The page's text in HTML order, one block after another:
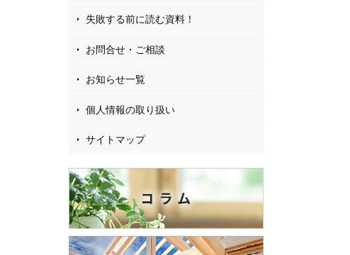
失敗する前に読む資料！
お問合せ・ご相談
お知らせ一覧
個人情報の取り扱い
サイトマップ